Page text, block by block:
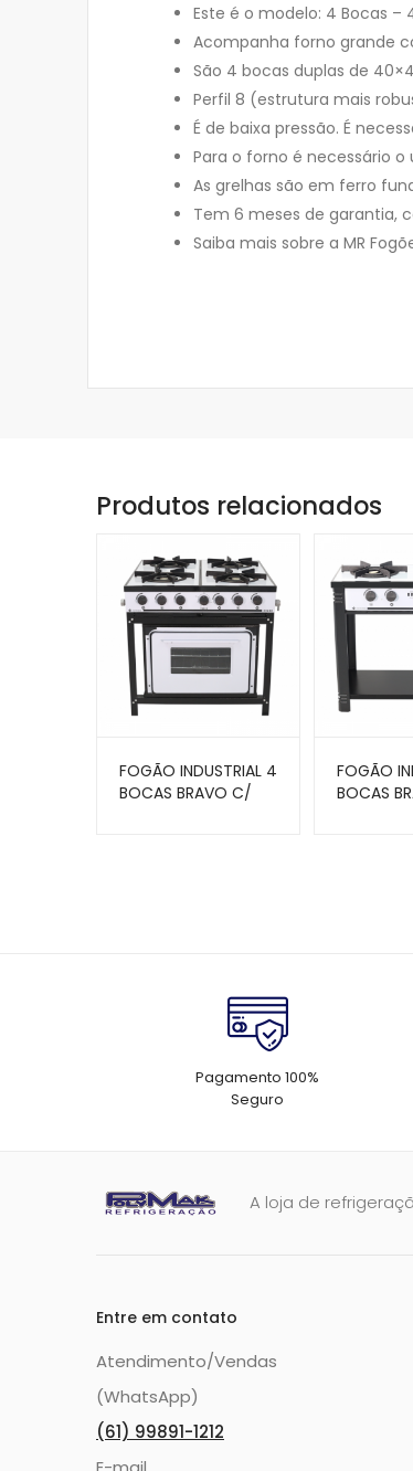
Este é o modelo: 4 Bocas –
Acompanha forno grande
São 4 bocas duplas de
Perfil 8 (estrutura mais
É de baixa pressão. É
Para o forno é necessário
As grelhas são em ferro
Tem 6 meses de garantia,
Saiba mais sobre a MR
Produtos relacionados
FOGÃO INDUSTRIAL 4
BOCAS BRAVO C/
FOGÃO
BOCAS
Pagamento 100%
Seguro
A loja de
Entre em contato
Atendimento/Vendas
(WhatsApp)
(61) 99891-1212